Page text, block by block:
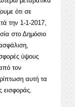
ότι σε
την 1-1-2017,
στο Δημόσιο
ύψους
τον
αυτή τα
εισφοράς.